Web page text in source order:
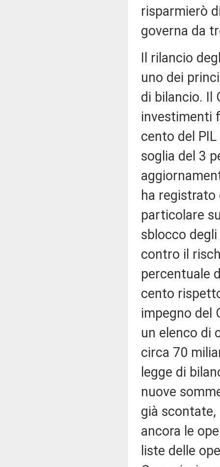
risparmierò
governa da
Il rilancio
uno dei
di bilancio. Il
investimenti
cento del
soglia del 3
ha
particolare
sblocco
contro il
percentuale
cento
impegno del
un elenco di
circa 70
legge di
nuove
già
ancora le
liste delle